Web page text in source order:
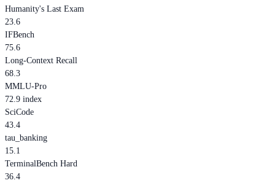
Humanity's Last Exam
23.6
IFBench
75.6
Long-Context Recall
68.3
MMLU-Pro
72.9 index
SciCode
43.4
tau_banking
15.1
TerminalBench Hard
36.4